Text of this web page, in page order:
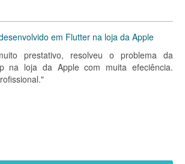
em Flutter na loja da Apple
prestativo, resolveu o problema da
na loja da Apple com muita efeciência.